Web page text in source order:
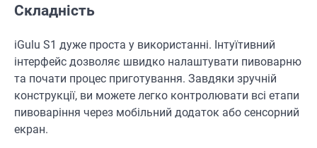
Складність
iGulu S1 дуже проста у використанні. Інтуїтивний
інтерфейс дозволяє швидко налаштувати пивоварню
та почати процес приготування. Завдяки зручній
конструкції, ви можете легко контролювати всі етапи
пивоваріння через мобільний додаток або сенсорний
екран.